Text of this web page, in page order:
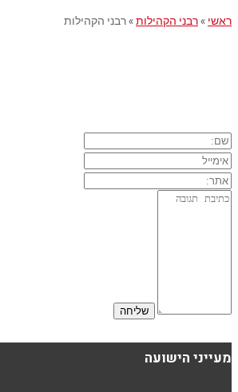
ראשי »רבני הקהילות»רבני הקהילות
מעייני הישועה